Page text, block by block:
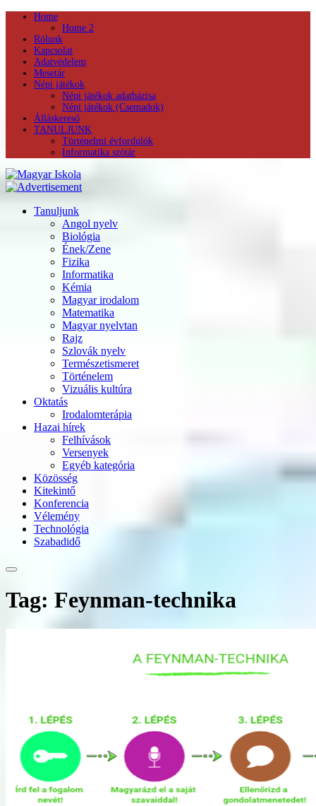
Home
Home 2
Rólunk
Kapcsolat
Adatvédelem
Mesetár
Népi játékok
Népi játékok adatbázisa
Népi játékok (Csemadok)
Álláskereső
TANULJUNK
Történelmi évfordulók
Informatika szótár
Tanuljunk
Angol nyelv
Biológia
Ének/Zene
Fizika
Informatika
Kémia
Magyar irodalom
Matematika
Magyar nyelvtan
Rajz
Szlovák nyelv
Természetismeret
Történelem
Vizuális kultúra
Oktatás
Irodalomterápia
Hazai hírek
Felhívások
Versenyek
Egyéb kategória
Közösség
Kitekintő
Konferencia
Vélemény
Technológia
Szabadidő
Tag: Feynman-technika